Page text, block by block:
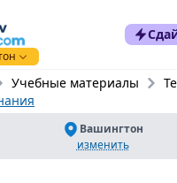
Учебные материалы
Вашингтон
изменить